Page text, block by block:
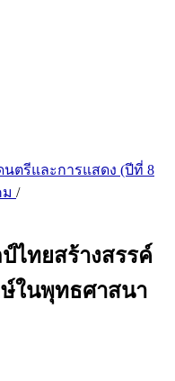
นตรีและการแสดง (ปีที่ 8
/
ไทยสร้างสรรค์
ษ์ในพุทธศาสนา